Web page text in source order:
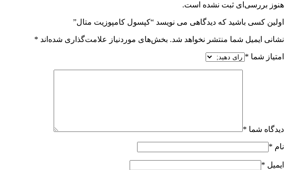
هنوز بررسی‌ای ثبت نشده است.
اولین کسی باشید که دیدگاهی می نویسد “کپسول کامپوزیت متال”
نشانی ایمیل شما منتشر نخواهد شد. بخش‌های موردنیاز علامت‌گذاری شده‌اند *
امتیاز شما *
دیدگاه شما *
نام *
ایمیل *